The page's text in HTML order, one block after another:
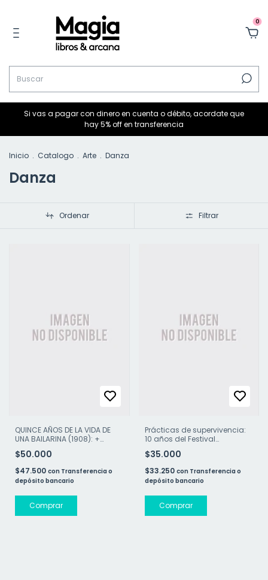
0
Si vas a pagar con dinero en cuenta o débito, acordate que
hay 5% off en transferencia
Inicio . Catalogo . Arte . Danza
Danza
Ordenar Filtrar
QUINCE AÑOS DE LA VIDA DE
UNA BAILARINA (1908): +
(1911)
$50.000
$47.500 con Transferencia o
depósito bancario
Prácticas de supervivencia:
10 años del Festival
$35.000
$33.250 con Transferencia o
depósito bancario